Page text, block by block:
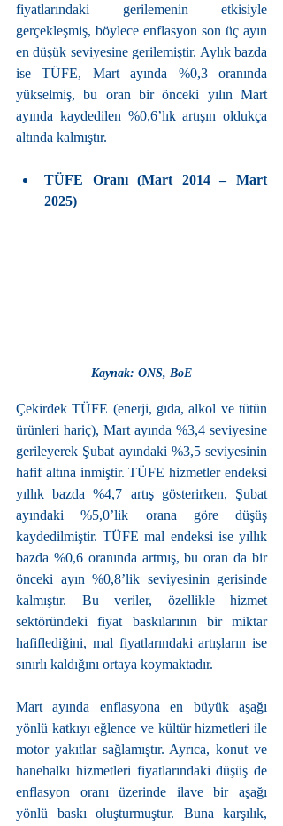
fiyatlarındaki gerilemenin etkisiyle
gerçekleşmiş, böylece enflasyon son üç ayın
en düşük seviyesine gerilemiştir. Aylık bazda
ise TÜFE, Mart ayında %0,3 oranında
yükselmiş, bu oran bir önceki yılın Mart
ayında kaydedilen %0,6’lık artışın oldukça
altında kalmıştır.
TÜFE Oranı (Mart 2014 – Mart
2025)
Kaynak: ONS, BoE
Çekirdek TÜFE (enerji, gıda, alkol ve tütün
ürünleri hariç), Mart ayında %3,4 seviyesine
gerileyerek Şubat ayındaki %3,5 seviyesinin
hafif altına inmiştir. TÜFE hizmetler endeksi
yıllık bazda %4,7 artış gösterirken, Şubat
ayındaki %5,0’lik orana göre düşüş
kaydedilmiştir. TÜFE mal endeksi ise yıllık
bazda %0,6 oranında artmış, bu oran da bir
önceki ayın %0,8’lik seviyesinin gerisinde
kalmıştır. Bu veriler, özellikle hizmet
sektöründeki fiyat baskılarının bir miktar
hafiflediğini, mal fiyatlarındaki artışların ise
sınırlı kaldığını ortaya koymaktadır.
Mart ayında enflasyona en büyük aşağı
yönlü katkıyı eğlence ve kültür hizmetleri ile
motor yakıtlar sağlamıştır. Ayrıca, konut ve
hanehalkı hizmetleri fiyatlarındaki düşüş de
enflasyon oranı üzerinde ilave bir aşağı
yönlü baskı oluşturmuştur. Buna karşılık,